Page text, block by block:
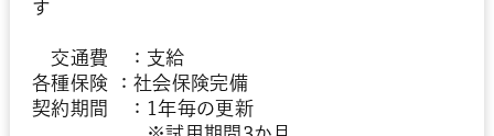
す
交通費 ：支給
各種保険 ：社会保険完備
契約期間 ：1年毎の更新